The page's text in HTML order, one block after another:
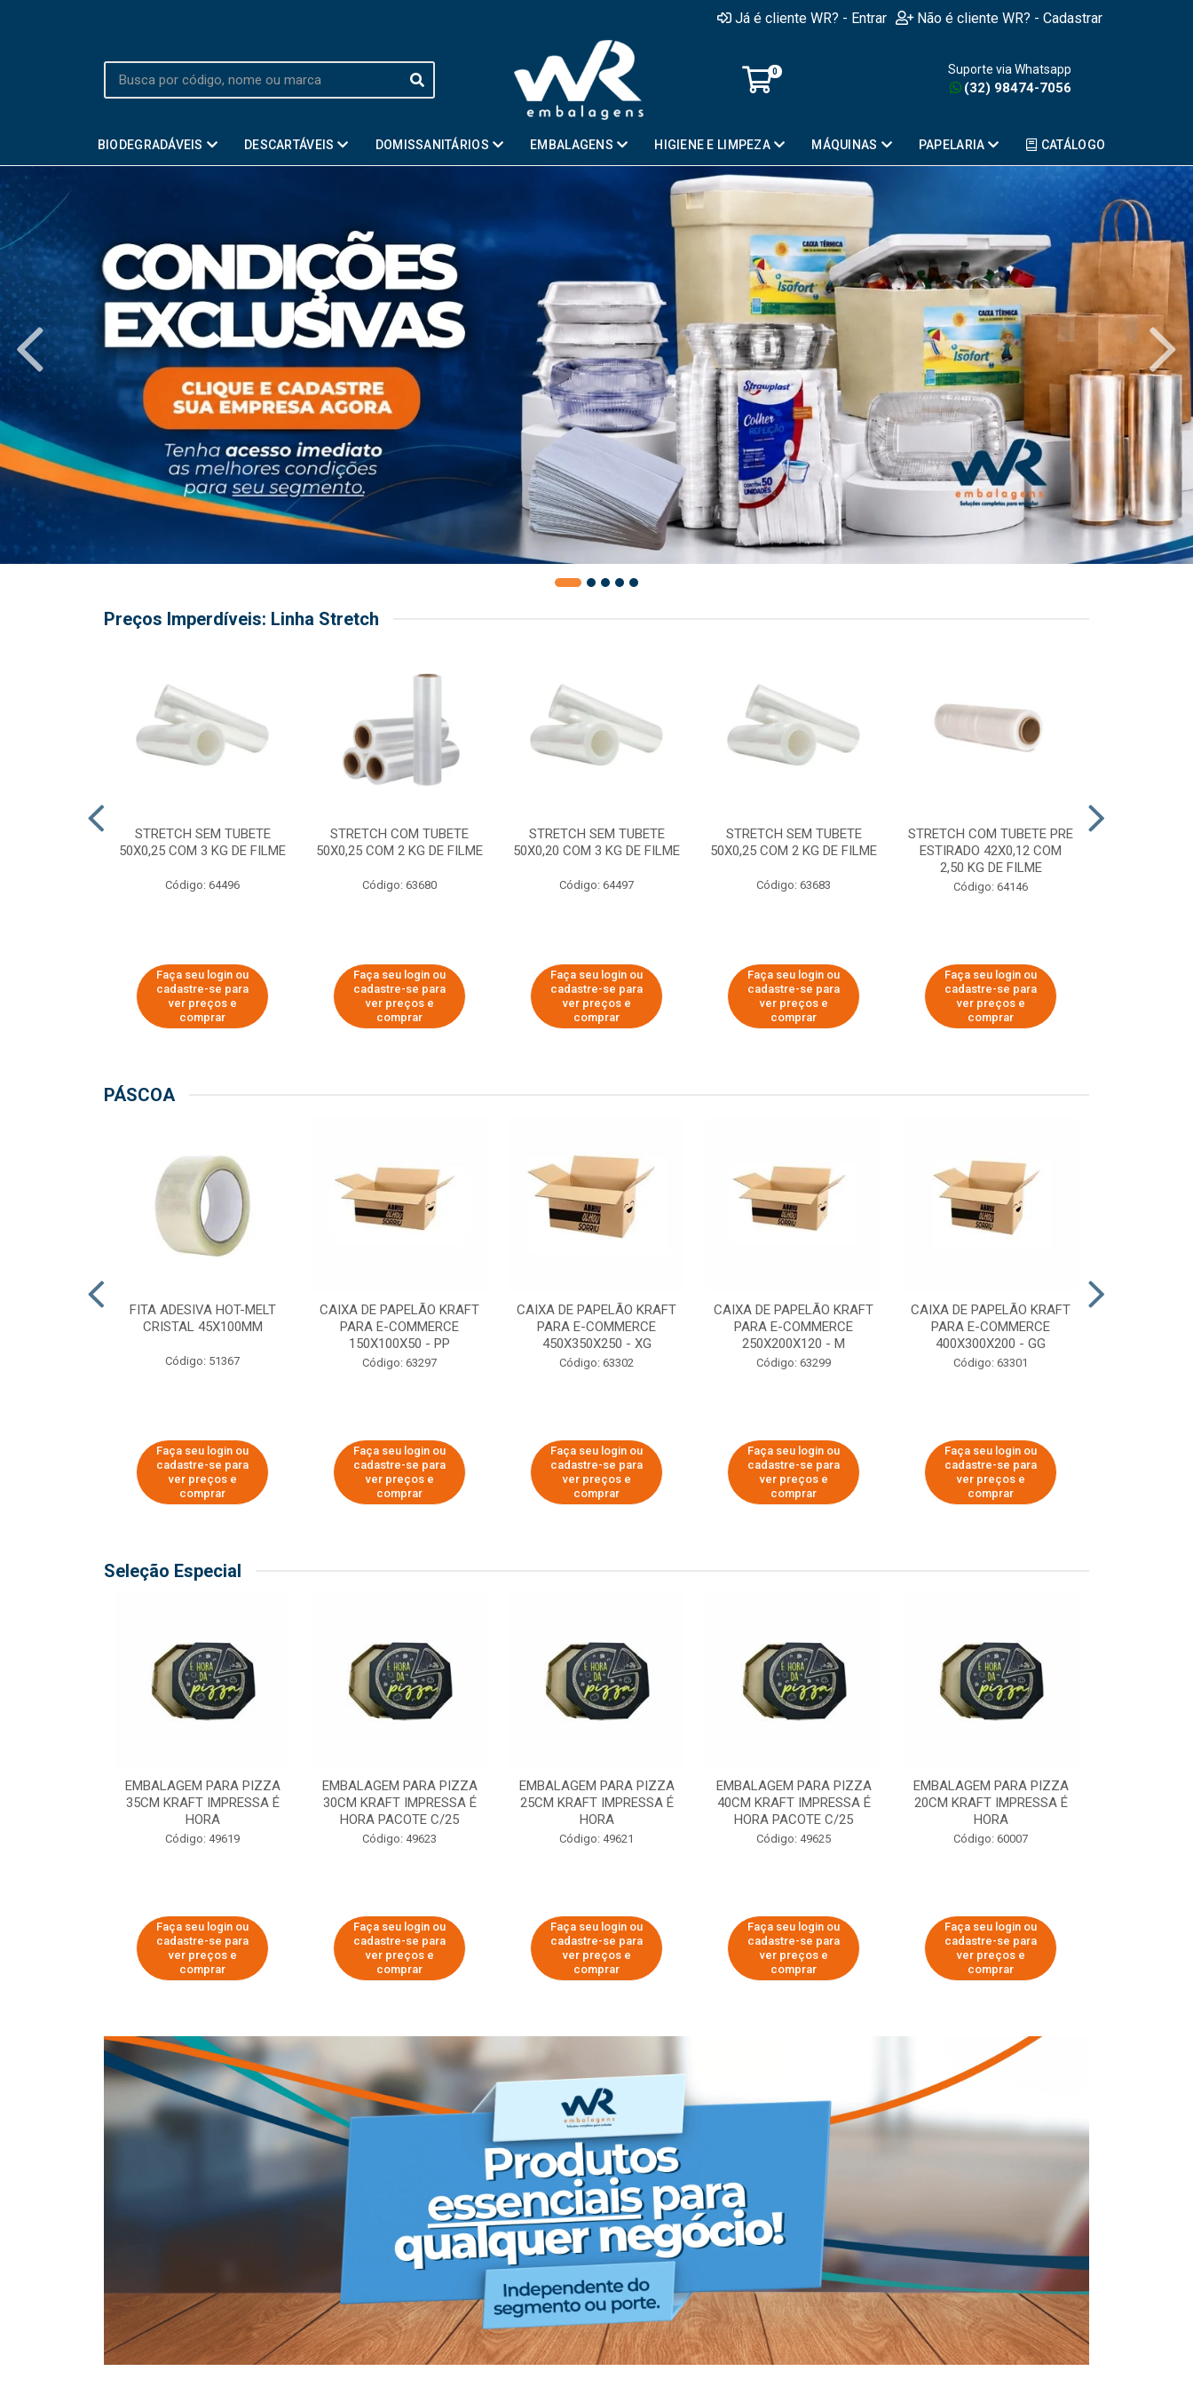
Já é cliente WR? - Entrar Não é cliente WR? - Cadastrar
0 Suporte via Whatsapp
(32) 98474-7056
BIODEGRADÁVEIS DESCARTÁVEIS DOMISSANITÁRIOS EMBALAGENS HIGIENE E LIMPEZA MÁQUINAS PAPELARIA CATÁLOGO
Preços Imperdíveis: Linha Stretch
STRETCH SEM TUBETE
50X0,25 COM 3 KG DE FILME
Código: 64496
Faça seu login ou
cadastre-se para
ver preços e
comprar
STRETCH COM TUBETE
50X0,25 COM 2 KG DE FILME
Código: 63680
Faça seu login ou
cadastre-se para
ver preços e
comprar
STRETCH SEM TUBETE
50X0,20 COM 3 KG DE FILME
Código: 64497
Faça seu login ou
cadastre-se para
ver preços e
comprar
STRETCH SEM TUBETE
50X0,25 COM 2 KG DE FILME
Código: 63683
Faça seu login ou
cadastre-se para
ver preços e
comprar
STRETCH COM TUBETE PRE
ESTIRADO 42X0,12 COM
2,50 KG DE FILME
Código: 64146
Faça seu login ou
cadastre-se para
ver preços e
comprar
PÁSCOA
FITA ADESIVA HOT-MELT
CRISTAL 45X100MM
Código: 51367
Faça seu login ou
cadastre-se para
ver preços e
comprar
CAIXA DE PAPELÃO KRAFT
PARA E-COMMERCE
150X100X50 - PP
Código: 63297
Faça seu login ou
cadastre-se para
ver preços e
comprar
CAIXA DE PAPELÃO KRAFT
PARA E-COMMERCE
450X350X250 - XG
Código: 63302
Faça seu login ou
cadastre-se para
ver preços e
comprar
CAIXA DE PAPELÃO KRAFT
PARA E-COMMERCE
250X200X120 - M
Código: 63299
Faça seu login ou
cadastre-se para
ver preços e
comprar
CAIXA DE PAPELÃO KRAFT
PARA E-COMMERCE
400X300X200 - GG
Código: 63301
Faça seu login ou
cadastre-se para
ver preços e
comprar
Seleção Especial
EMBALAGEM PARA PIZZA
35CM KRAFT IMPRESSA É
HORA
Código: 49619
Faça seu login ou
cadastre-se para
ver preços e
comprar
EMBALAGEM PARA PIZZA
30CM KRAFT IMPRESSA É
HORA PACOTE C/25
Código: 49623
Faça seu login ou
cadastre-se para
ver preços e
comprar
EMBALAGEM PARA PIZZA
25CM KRAFT IMPRESSA É
HORA
Código: 49621
Faça seu login ou
cadastre-se para
ver preços e
comprar
EMBALAGEM PARA PIZZA
40CM KRAFT IMPRESSA É
HORA PACOTE C/25
Código: 49625
Faça seu login ou
cadastre-se para
ver preços e
comprar
EMBALAGEM PARA PIZZA
20CM KRAFT IMPRESSA É
HORA
Código: 60007
Faça seu login ou
cadastre-se para
ver preços e
comprar